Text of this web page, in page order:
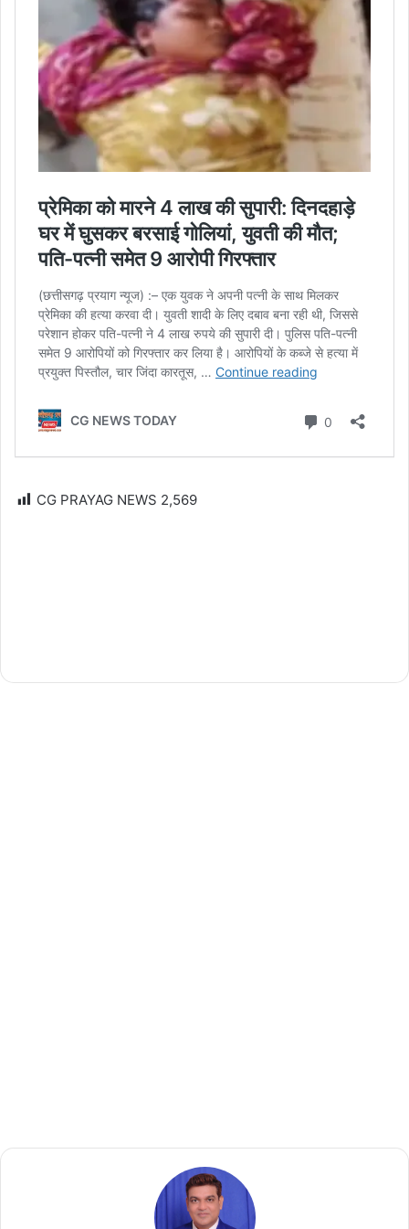
CG PRAYAG NEWS 2,569